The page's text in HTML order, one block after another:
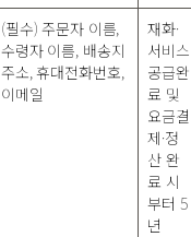
(필수) 주문자 이름,
수령자 이름, 배송지
주소, 휴대전화번호,
이메일
재화·
서비스
공급완
료 및
요금결
제·정
산 완
료 시
부터 5
년